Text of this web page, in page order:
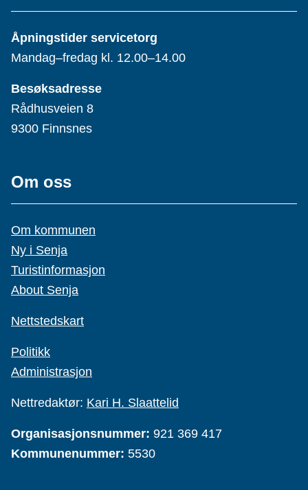
Åpningstider servicetorg
Mandag–fredag kl. 12.00–14.00
Besøksadresse
Rådhusveien 8
9300 Finnsnes
Om oss
Om kommunen
Ny i Senja
Turistinformasjon
About Senja
Nettstedskart
Politikk
Administrasjon
Nettredaktør: Kari H. Slaattelid
Organisasjonsnummer: 921 369 417
Kommunenummer: 5530